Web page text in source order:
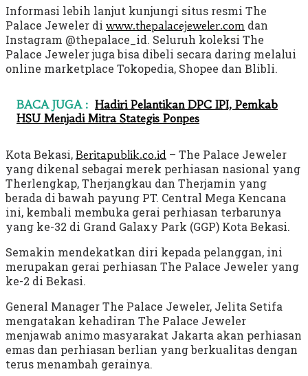
Informasi lebih lanjut kunjungi situs resmi The
Palace Jeweler di www.thepalacejeweler.com dan
Instagram @thepalace_id. Seluruh koleksi The
Palace Jeweler juga bisa dibeli secara daring melalui
online marketplace Tokopedia, Shopee dan Blibli.
BACA JUGA : Hadiri Pelantikan DPC IPI, Pemkab
HSU Menjadi Mitra Stategis Ponpes
Kota Bekasi, Beritapublik.co.id – The Palace Jeweler
yang dikenal sebagai merek perhiasan nasional yang
Therlengkap, Therjangkau dan Therjamin yang
berada di bawah payung PT. Central Mega Kencana
ini, kembali membuka gerai perhiasan terbarunya
yang ke-32 di Grand Galaxy Park (GGP) Kota Bekasi.
Semakin mendekatkan diri kepada pelanggan, ini
merupakan gerai perhiasan The Palace Jeweler yang
ke-2 di Bekasi.
General Manager The Palace Jeweler, Jelita Setifa
mengatakan kehadiran The Palace Jeweler
menjawab animo masyarakat Jakarta akan perhiasan
emas dan perhiasan berlian yang berkualitas dengan
terus menambah gerainya.